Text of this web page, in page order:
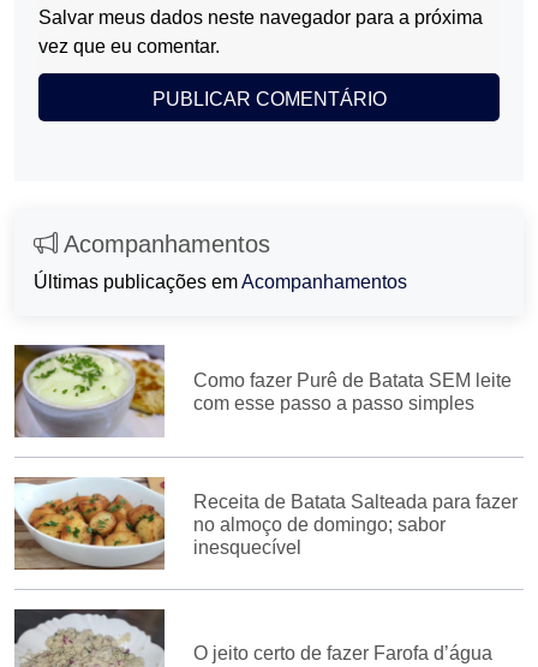
Salvar meus dados neste navegador para a próxima
vez que eu comentar.
Acompanhamentos
Últimas publicações emAcompanhamentos
Como fazer Purê de Batata SEM leite
com esse passo a passo simples
Receita de Batata Salteada para fazer
no almoço de domingo; sabor
inesquecível
O jeito certo de fazer Farofa d’água